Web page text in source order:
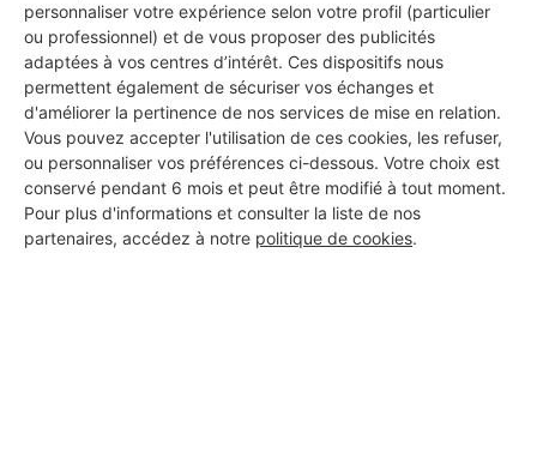
personnaliser votre expérience selon votre profil (particulier
ou professionnel) et de vous proposer des publicités
adaptées à vos centres d’intérêt. Ces dispositifs nous
permettent également de sécuriser vos échanges et
d'améliorer la pertinence de nos services de mise en relation.
Vous pouvez accepter l'utilisation de ces cookies, les refuser,
ou personnaliser vos préférences ci-dessous. Votre choix est
conservé pendant 6 mois et peut être modifié à tout moment.
Pour plus d'informations et consulter la liste de nos
partenaires, accédez à notre politique de cookies.